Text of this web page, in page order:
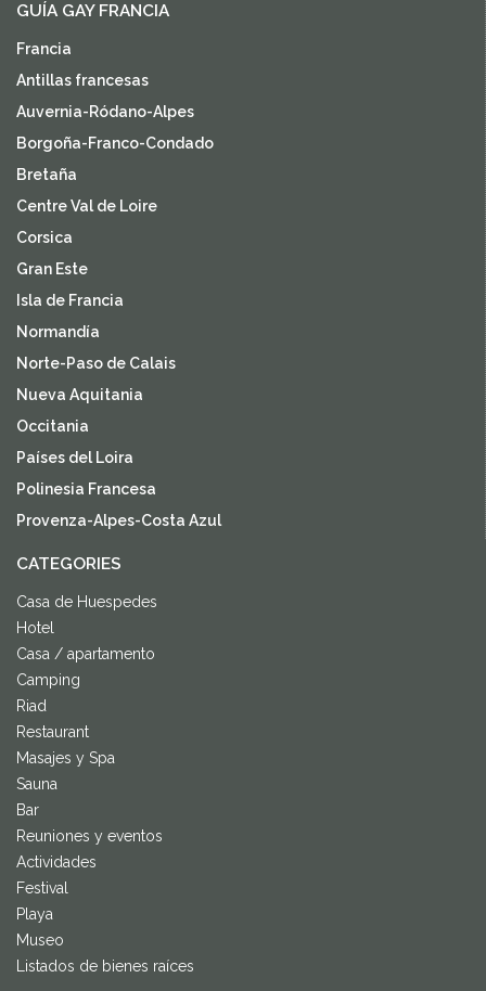
GUÍA GAY FRANCIA
Francia
Antillas francesas
Auvernia-Ródano-Alpes
Borgoña-Franco-Condado
Bretaña
Centre Val de Loire
Corsica
Gran Este
Isla de Francia
Normandía
Norte-Paso de Calais
Nueva Aquitania
Occitania
Países del Loira
Polinesia Francesa
Provenza-Alpes-Costa Azul
CATEGORIES
Casa de Huespedes
Hotel
Casa / apartamento
Camping
Riad
Restaurant
Masajes y Spa
Sauna
Bar
Reuniones y eventos
Actividades
Festival
Playa
Museo
Listados de bienes raíces